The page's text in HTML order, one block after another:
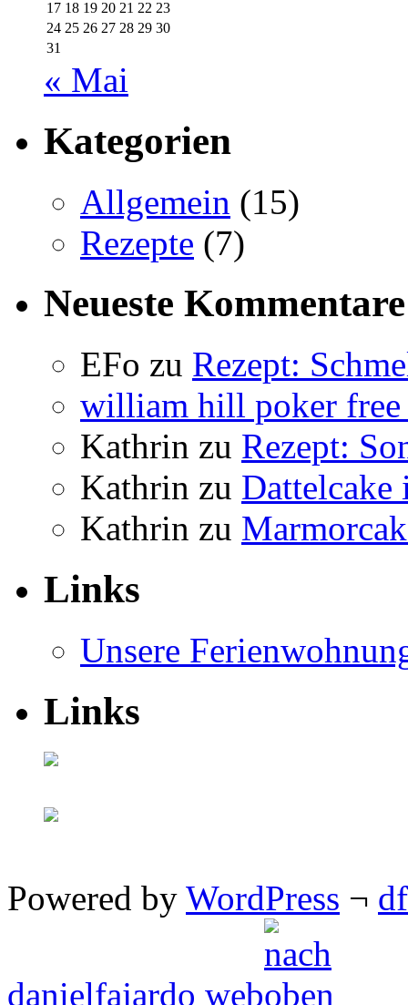
17 18 19 20 21 22 23
24 25 26 27 28 29 30
31
« Mai
Kategorien
Allgemein (15)
Rezepte (7)
Neueste Kommentare
EFo zu Rezept:
william hill poker
Kathrin zu Rezept:
Kathrin zu Dattelcake
Kathrin zu
Links
Unsere
Links
Powered by WordPress ¬
danielfajardo web